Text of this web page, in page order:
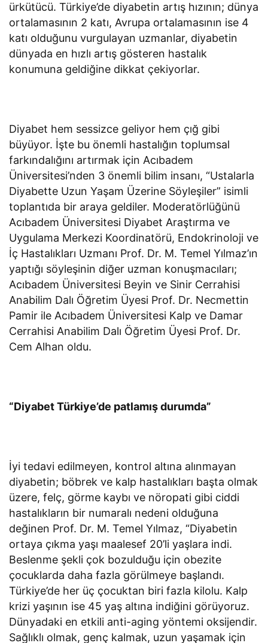
ürkütücü. Türkiye’de diyabetin artış hızının; dünya
ortalamasının 2 katı, Avrupa ortalamasının ise 4
katı olduğunu vurgulayan uzmanlar, diyabetin
dünyada en hızlı artış gösteren hastalık
konumuna geldiğine dikkat çekiyorlar.
Diyabet hem sessizce geliyor hem çığ gibi
büyüyor. İşte bu önemli hastalığın toplumsal
farkındalığını artırmak için Acıbadem
Üniversitesi’nden 3 önemli bilim insanı, “Ustalarla
Diyabette Uzun Yaşam Üzerine Söyleşiler” isimli
toplantıda bir araya geldiler. Moderatörlüğünü
Acıbadem Üniversitesi Diyabet Araştırma ve
Uygulama Merkezi Koordinatörü, Endokrinoloji ve
İç Hastalıkları Uzmanı Prof. Dr. M. Temel Yılmaz’ın
yaptığı söyleşinin diğer uzman konuşmacıları;
Acıbadem Üniversitesi Beyin ve Sinir Cerrahisi
Anabilim Dalı Öğretim Üyesi Prof. Dr. Necmettin
Pamir ile Acıbadem Üniversitesi Kalp ve Damar
Cerrahisi Anabilim Dalı Öğretim Üyesi Prof. Dr.
Cem Alhan oldu.
“Diyabet Türkiye’de patlamış durumda”
İyi tedavi edilmeyen, kontrol altına alınmayan
diyabetin; böbrek ve kalp hastalıkları başta olmak
üzere, felç, görme kaybı ve nöropati gibi ciddi
hastalıkların bir numaralı nedeni olduğuna
değinen Prof. Dr. M. Temel Yılmaz, “Diyabetin
ortaya çıkma yaşı maalesef 20’li yaşlara indi.
Beslenme şekli çok bozulduğu için obezite
çocuklarda daha fazla görülmeye başlandı.
Türkiye’de her üç çocuktan biri fazla kilolu. Kalp
krizi yaşının ise 45 yaş altına indiğini görüyoruz.
Dünyadaki en etkili anti-aging yöntemi oksijendir.
Sağlıklı olmak, genç kalmak, uzun yaşamak için